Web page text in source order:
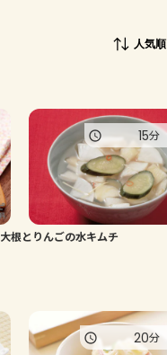
人気順
大根とりんごの水キムチ
15分
20分